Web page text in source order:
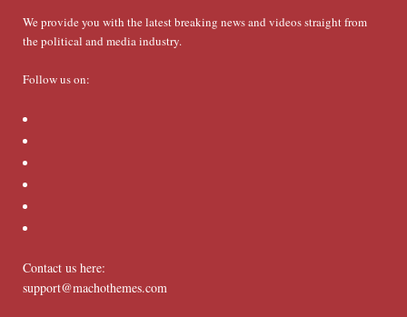
We provide you with the latest breaking news and videos straight from
the political and media industry.
Follow us on:
Contact us here:
support@machothemes.com